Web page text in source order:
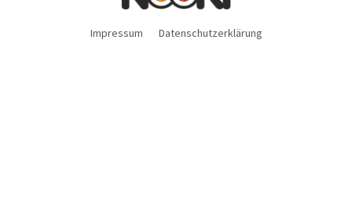
Impressum Datenschutzerklärung